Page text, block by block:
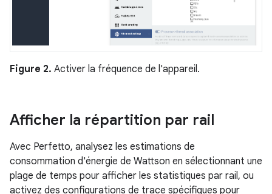
Figure 2. Activer la fréquence de l'appareil.
Afficher la répartition par rail
Avec Perfetto, analysez les estimations de
consommation d'énergie de Wattson en sélectionnant une
plage de temps pour afficher les statistiques par rail, ou
activez des configurations de trace spécifiques pour